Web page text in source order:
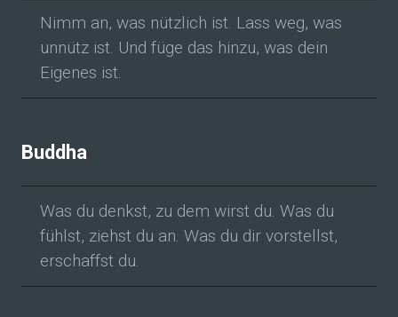
Nimm an, was nützlich ist. Lass weg, was
unnütz ist. Und füge das hinzu, was dein
Eigenes ist.
Buddha
Was du denkst, zu dem wirst du. Was du
fühlst, ziehst du an. Was du dir vorstellst,
erschaffst du.